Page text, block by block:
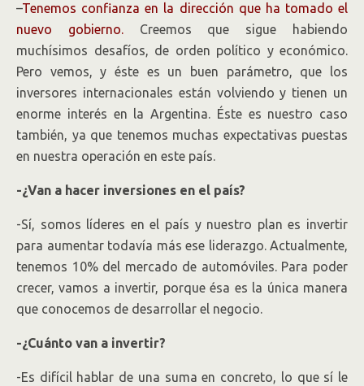
–Tenemos confianza en la dirección que ha tomado el
nuevo gobierno.Creemos que sigue habiendo
muchísimos desafíos, de orden político y económico.
Pero vemos, y éste es un buen parámetro, que los
inversores internacionales están volviendo y tienen un
enorme interés en la Argentina. Éste es nuestro caso
también, ya que tenemos muchas expectativas puestas
en nuestra operación en este país.
-¿Van a hacer inversiones en el país?
-Sí, somos líderes en el país y nuestro plan es invertir
para aumentar todavía más ese liderazgo. Actualmente,
tenemos 10% del mercado de automóviles. Para poder
crecer, vamos a invertir, porque ésa es la única manera
que conocemos de desarrollar el negocio.
-¿Cuánto van a invertir?
-Es difícil hablar de una suma en concreto, lo que sí le